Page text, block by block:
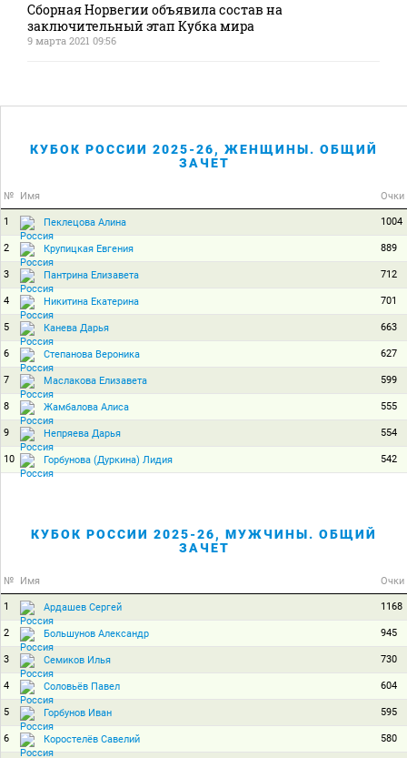
Сборная Норвегии объявила состав на
заключительный этап Кубка мира
9 марта 2021 09:56
КУБОК РОССИИ 2025-26, ЖЕНЩИНЫ. ОБЩИЙ
ЗАЧЕТ
№ Имя Очки
1 Пеклецова Алина 1004
2 Крупицкая Евгения 889
3 Пантрина Елизавета 712
4 Никитина Екатерина 701
5 Канева Дарья 663
6 Степанова Вероника 627
7 Маслакова Елизавета 599
8 Жамбалова Алиса 555
9 Непряева Дарья 554
10 Горбунова (Дуркина) Лидия 542
КУБОК РОССИИ 2025-26, МУЖЧИНЫ. ОБЩИЙ
ЗАЧЕТ
№ Имя Очки
1 Ардашев Сергей 1168
2 Большунов Александр 945
3 Семиков Илья 730
4 Соловьёв Павел 604
5 Горбунов Иван 595
6 Коростелёв Савелий 580